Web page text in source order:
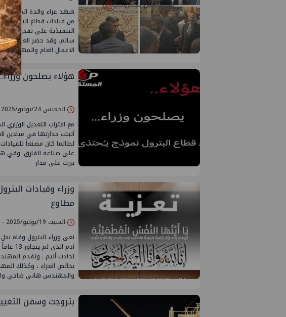
شهد عزاء والدة المهندس
من قيادات قطاع
التنفيذية على تقديم
سالم. وقد حضر العزاء
الاعمال العام والمهندس
هؤلاء يصلحون
الخميس 24/يوليو/2025 - 05:16 م
مع اقتراب التعديل الوزاري
أثبتت جدارتها في ميادين
لطالما كان مصنعاً للقيادات
على صناعة الفارق. وفي
برزت على مدار
وزراء وقيادات
مطاوع
السبت 19/يوليو/2025 - 01:10 م
نعى وزراء البترول وفاة
آدم
لحادث أليم . وتقدم
بخالص العزاء ، وكذلك
والمهندس هاني ضاحي
بتروجت وسفن